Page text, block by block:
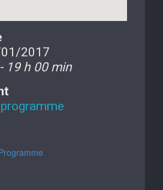
2017
19 h 00 min